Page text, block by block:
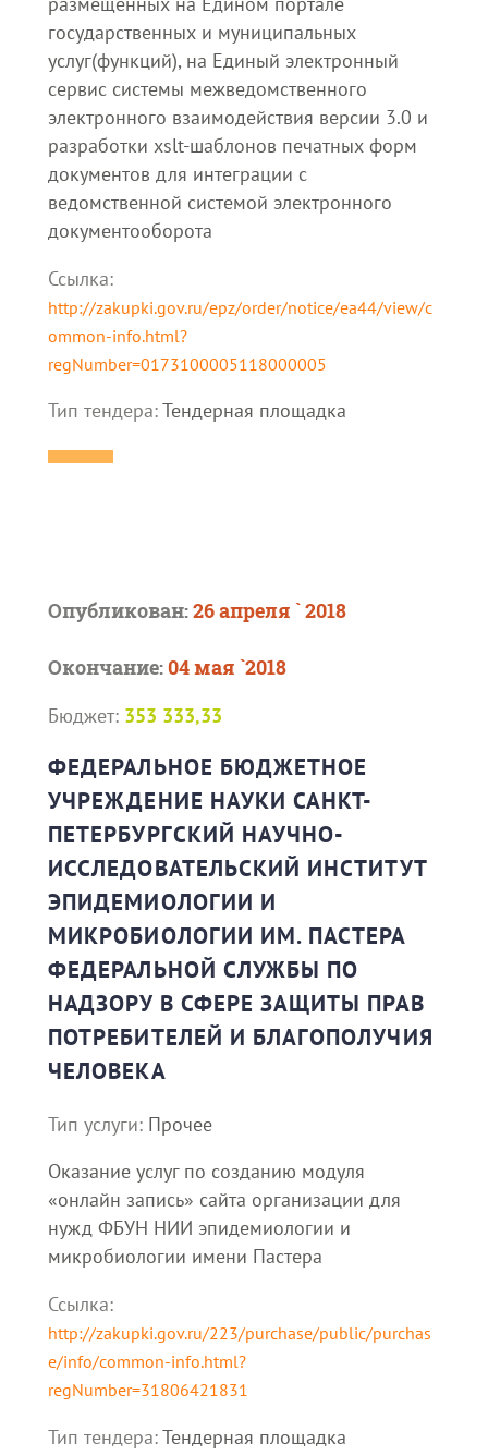
государственных и муниципальных
услуг(функций), на Единый электронный
сервис системы межведомственного
электронного взаимодействия версии 3.0 и
разработки xslt-шаблонов печатных форм
документов для интеграции с
ведомственной системой электронного
документооборота
Ссылка:
http://zakupki.gov.ru/epz/order/notice/ea44/view/c
ommon-info.html?
regNumber=0173100005118000005
Тип тендера:Тендерная площадка
Опубликован:26 апреля ` 2018
Окончание:04 мая `2018
Бюджет: 353 333,33
ФЕДЕРАЛЬНОЕ БЮДЖЕТНОЕ
УЧРЕЖДЕНИЕ НАУКИ САНКТ-
ПЕТЕРБУРГСКИЙ НАУЧНО-
ИССЛЕДОВАТЕЛЬСКИЙ ИНСТИТУТ
ЭПИДЕМИОЛОГИИ И
МИКРОБИОЛОГИИ ИМ. ПАСТЕРА
ФЕДЕРАЛЬНОЙ СЛУЖБЫ ПО
НАДЗОРУ В СФЕРЕ ЗАЩИТЫ ПРАВ
ПОТРЕБИТЕЛЕЙ И БЛАГОПОЛУЧИЯ
ЧЕЛОВЕКА
Тип услуги: Прочее
Оказание услуг по созданию модуля
«онлайн запись» сайта организации для
нужд ФБУН НИИ эпидемиологии и
микробиологии имени Пастера
Ссылка:
http://zakupki.gov.ru/223/purchase/public/purchas
e/info/common-info.html?
regNumber=31806421831
Тип тендера:Тендерная площадка